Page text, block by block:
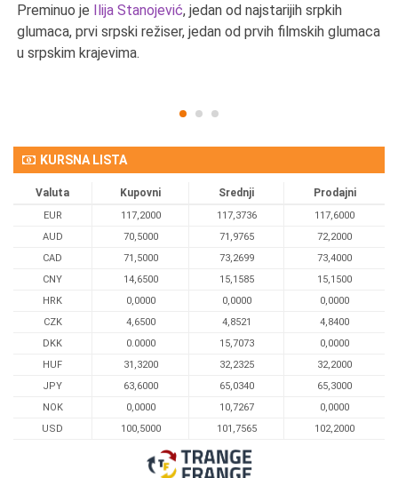
Preminuo je Ilija Stanojević, jedan od najstarijih srpkih
glumaca, prvi srpski režiser, jedan od prvih filmskih glumaca
u srpskim krajevima.
KURSNA LISTA
Valuta Kupovni Srednji Prodajni
EUR 117,2000 117,3736
117,6000
AUD
70,5000 71,9765
72,2000
CAD
71,5000 73,2699
73,4000
CNY
14,6500 15,1585
15,1500
HRK
0,0000 0,0000
0,0000
CZK
4,6500 4,8521
4,8400
DKK
0.0000 15,7073
0,0000
HUF
31,3200 32,2325
32,2000
JPY
63,6000 65,0340
65,3000
NOK
0,0000 10,7267
0,0000
USD
100,5000 101,7565 102,2000